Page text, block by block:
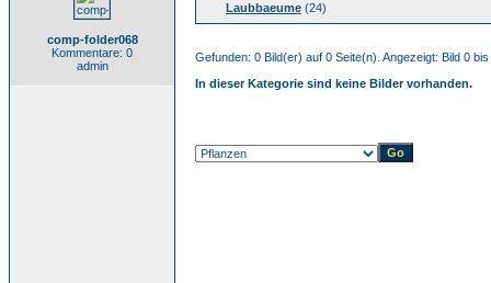
comp-folder068
Kommentare: 0
admin
Laubbaeume (24)
Gefunden: 0 Bild(er) auf 0 Seite(n). Angezeigt: Bild 0 bis
In dieser Kategorie sind keine Bilder vorhanden.